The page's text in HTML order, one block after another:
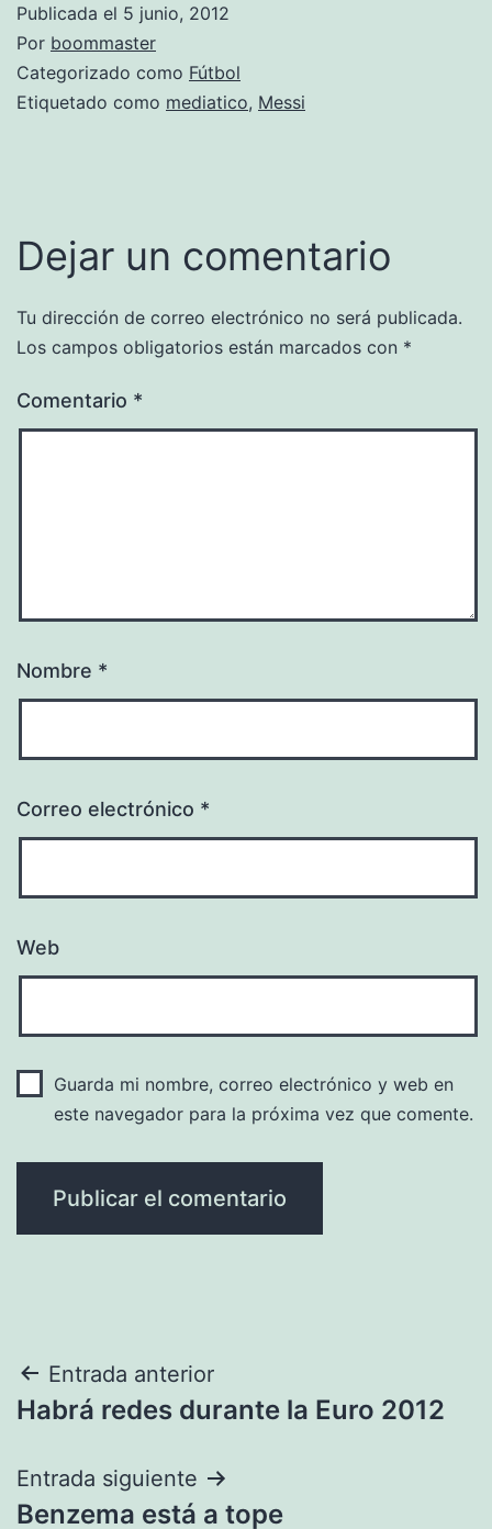
Publicada el 5 junio, 2012
Por boommaster
Categorizado como Fútbol
Etiquetado como mediatico, Messi
Dejar un comentario
Tu dirección de correo electrónico no será publicada.
Los campos obligatorios están marcados con *
Comentario *
Nombre *
Correo electrónico *
Web
Guarda mi nombre, correo electrónico y web en
este navegador para la próxima vez que comente.
Navegación
de
entradas
Entrada anterior
Habrá redes durante la Euro 2012
Entrada siguiente
Benzema está a tope